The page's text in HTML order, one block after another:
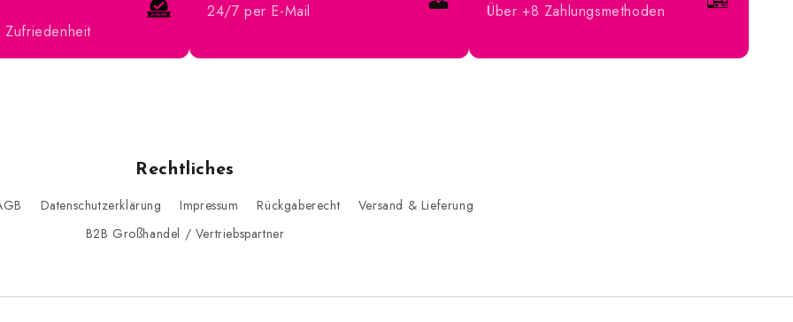
Zufriedenheit
24/7 per E-Mail Über +8 Zahlungsmethoden
Rechtliches
Datenschutzerklärung Impressum Rückgaberecht
Versand & Lieferung
B2B Großhandel / Vertriebspartner